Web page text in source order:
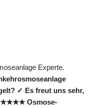
Experte.
✓ Es freut uns sehr,
Osmose-